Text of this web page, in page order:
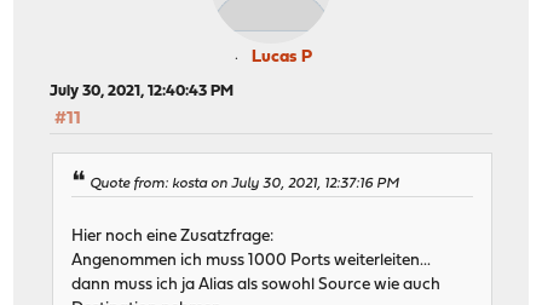
Lucas P
July 30, 2021, 12:40:43 PM
#11
Quote from: kosta on July 30, 2021, 12:37:16 PM
Hier noch eine Zusatzfrage:
Angenommen ich muss 1000 Ports weiterleiten...
dann muss ich ja Alias als sowohl Source wie auch